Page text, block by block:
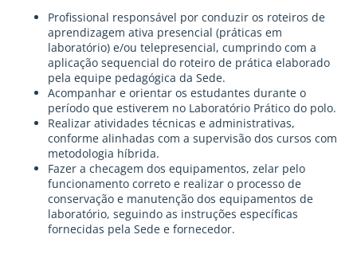
Profissional responsável por conduzir os roteiros de
aprendizagem ativa presencial (práticas em
laboratório) e/ou telepresencial, cumprindo com a
aplicação sequencial do roteiro de prática elaborado
pela equipe pedagógica da Sede.
Acompanhar e orientar os estudantes durante o
período que estiverem no Laboratório Prático do polo.
Realizar atividades técnicas e administrativas,
conforme alinhadas com a supervisão dos cursos com
metodologia híbrida.
Fazer a checagem dos equipamentos, zelar pelo
funcionamento correto e realizar o processo de
conservação e manutenção dos equipamentos de
laboratório, seguindo as instruções específicas
fornecidas pela Sede e fornecedor.